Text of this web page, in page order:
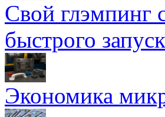
Свой глэмпинг
быстрого
Экономика